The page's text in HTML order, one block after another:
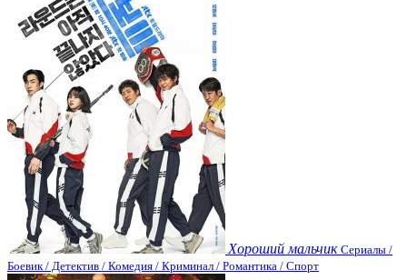
Хороший мальчик Сериалы /
Боевик / Детектив / Комедия / Криминал / Романтика / Спорт